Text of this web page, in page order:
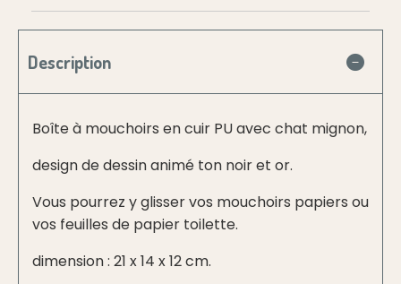
Description
Boîte à mouchoirs en cuir PU avec chat mignon,
design de dessin animé ton noir et or.
Vous pourrez y glisser vos mouchoirs papiers ou
vos feuilles de papier toilette.
dimension : 21 x 14 x 12 cm.